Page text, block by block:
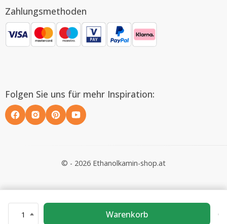
1 Warenkorb
Zahlungsmethoden
Folgen Sie uns für mehr Inspiration:
© - 2026 Ethanolkamin-shop.at